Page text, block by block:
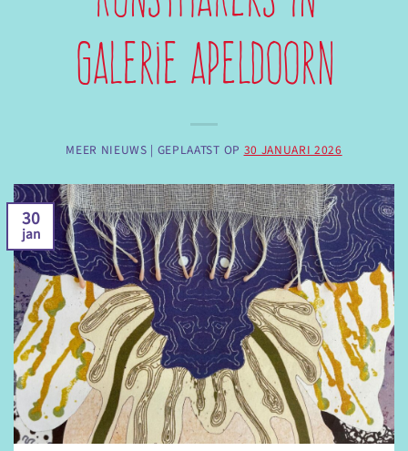
Galerie Apeldoorn
MEER NIEUWS | GEPLAATST OP 30 JANUARI 2026
30
jan